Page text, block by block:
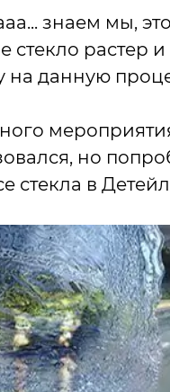
знаем мы,
стекло растер
на данную
но
стекла в